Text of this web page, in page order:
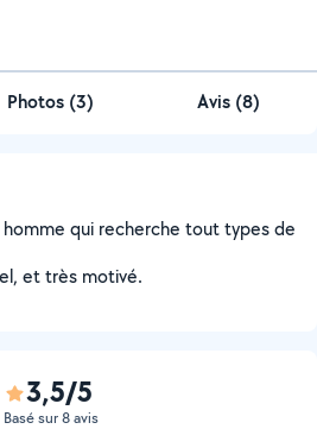
Photos (3) Avis (8)
homme qui recherche tout types de
et très motivé.
3,5/5
Basé sur 8 avis